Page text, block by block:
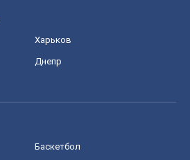
Харьков
Днепр
Баскетбол